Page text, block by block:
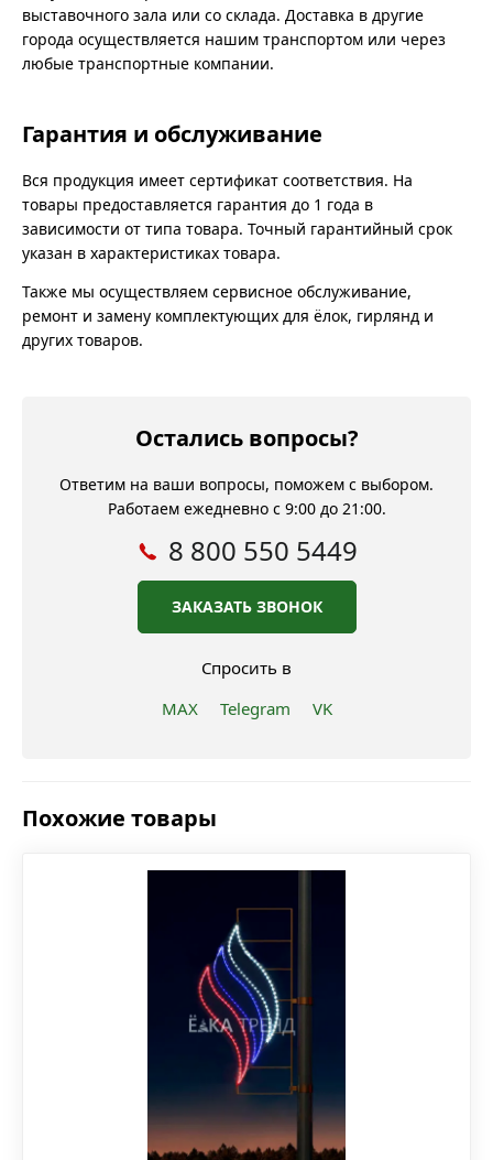
выставочного зала или со склада. Доставка в другие
города осуществляется нашим транспортом или через
любые транспортные компании.
Гарантия и обслуживание
Вся продукция имеет сертификат соответствия. На
товары предоставляется гарантия до 1 года в
зависимости от типа товара. Точный гарантийный срок
указан в характеристиках товара.
Также мы осуществляем сервисное обслуживание,
ремонт и замену комплектующих для ёлок, гирлянд и
других товаров.
Остались вопросы?
Ответим на ваши вопросы, поможем с выбором.
Работаем ежедневно с 9:00 до 21:00.
8 800 550 5449
ЗАКАЗАТЬ ЗВОНОК
Спросить в
MAX
Telegram VK
Похожие товары